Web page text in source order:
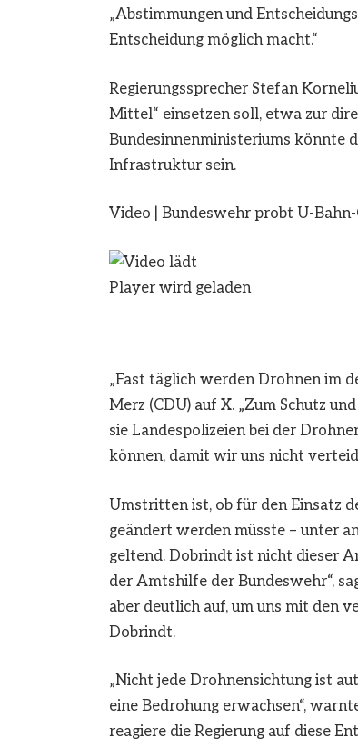
„Abstimmungen und
Entscheidung möglich macht.“
Regierungssprecher Stefan
Mittel“ einsetzen soll, etwa zur
Bundesinnenministeriums könnte
Infrastruktur sein.
Video Bundeswehr probt U-
Player wird geladen
„Fast täglich werden Drohnen im
Merz (CDU) auf X. „Zum Schutz
sie Landespolizeien bei der
können, damit wir uns nicht
Umstritten ist, ob für den Einsatz
geändert werden müsste – unter
geltend. Dobrindt ist nicht dieser
der Amtshilfe der Bundeswehr“,
aber deutlich auf, um uns mit den
Dobrindt.
„Nicht jede Drohnensichtung ist
eine Bedrohung erwachsen“,
reagiere die Regierung auf diese